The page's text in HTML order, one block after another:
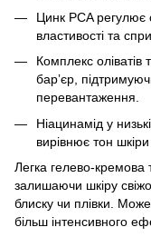
Цинк PCA регулює
властивості та
Комплекс
барʼєр,
перевантаження.
Ніацинамід у
вирівнює тон
Легка гелево-кремова
залишаючи шкіру
блиску чи плівки.
більш інтенсивного